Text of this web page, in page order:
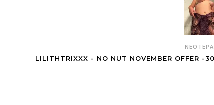
LILITHTRIXXX - NO NUT NOVEMBER OFFER -